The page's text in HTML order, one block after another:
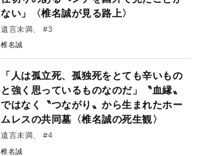
ない」〈椎名誠が見る路上〉
遺言未満、 #3
椎名誠
「人は孤立死、孤独死をとても辛いもの
と強く思っているものなのだ」〝血縁〟
ではなく〝つながり〟から生まれたホー
ムレスの共同墓〈椎名誠の死生観〉
遺言未満、 #4
椎名誠